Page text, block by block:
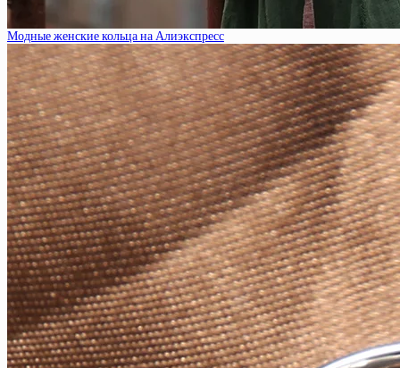
Модные женские кольца на Алиэкспресс